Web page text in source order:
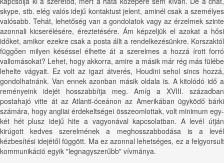
skype, stb. elég valós idejű kontaktust jelent, aminél csak a személyes
valósabb. Tehát, lehetőség van a gondolatok vagy az érzelmek szinte
azonnali kicserélésére, éreztetésére. Ám képzeljük el azokat a hősi
időket, amikor ezekre csak a posta állt a rendelkezésünkre. Korszaktól
függően milyen késéssel élhette át a szerelmes a hozzá írott forró
vallomásokat? Lehet, hogy akkorra, amire a másik már rég más fülébe
lehelte vágyait. Ez volt az igazi átverés, Houdini sehol sincs hozzá,
gondolhatnánk. Van ennek azonban másik oldala is. A kitolódó idő a
reményeink idejét hosszabbítja meg. Amíg a XVIII. században
postahajó vitte át az Atlanti-óceánon az Amerikában ügyködő bárki
számára, hogy angliai érdekeltségei összeomlottak, volt minimum egy-
két hét plusz idejű hite a vagyonával kapcsolatban. A levél útján
kirúgott kedves szerelmének a meghosszabbodása is a levél
kézbesítési idejétől függött. Ma ez azonnal lehetséges, ez a felgyorsult
kommunikáció egyik "legnagyszerűbb" vívmánya.